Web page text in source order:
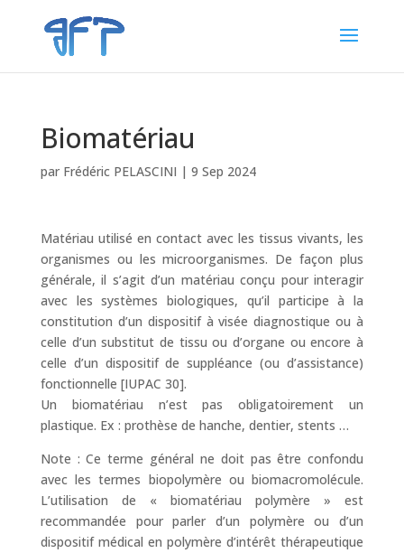
Biomatériau
par Frédéric PELASCINI | 9 Sep 2024
Matériau utilisé en contact avec les tissus vivants, les
organismes ou les microorganismes. De façon plus
générale, il s’agit d’un matériau conçu pour interagir
avec les systèmes biologiques, qu’il participe à la
constitution d’un dispositif à visée diagnostique ou à
celle d’un substitut de tissu ou d’organe ou encore à
celle d’un dispositif de suppléance (ou d’assistance)
fonctionnelle [IUPAC 30].
Un biomatériau n’est pas obligatoirement un
plastique. Ex : prothèse de hanche, dentier, stents …
Note : Ce terme général ne doit pas être confondu
avec les termes biopolymère ou biomacromolécule.
L’utilisation de « biomatériau polymère » est
recommandée pour parler d’un polymère ou d’un
dispositif médical en polymère d’intérêt thérapeutique